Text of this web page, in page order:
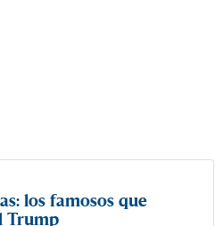
los famosos que
Trump